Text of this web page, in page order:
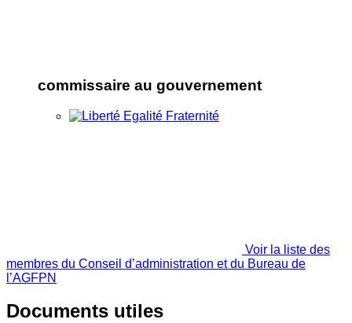
commissaire au gouvernement
Voir la liste des
membres du Conseil d’administration et du Bureau de
l’AGFPN
Documents utiles